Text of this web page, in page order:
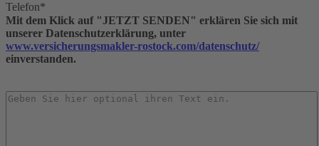
Telefon*
Mit dem Klick auf "JETZT SENDEN" erklären Sie sich mit
unserer Datenschutzerklärung, unter
www.versicherungsmakler-rostock.com/datenschutz/
einverstanden.